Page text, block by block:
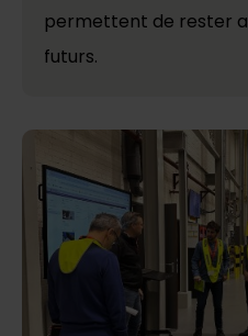
permettent de rester
futurs.